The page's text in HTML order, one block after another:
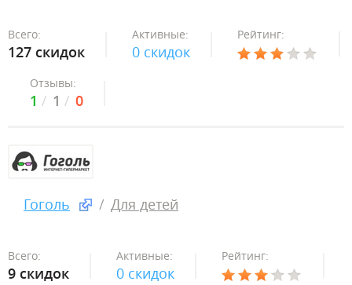
Всего:
127 скидок
Активные:
0 скидок
Рейтинг:
Отзывы:
1 1 0
Гоголь Для детей
Всего:
9 скидок
Активные:
0 скидок
Рейтинг: